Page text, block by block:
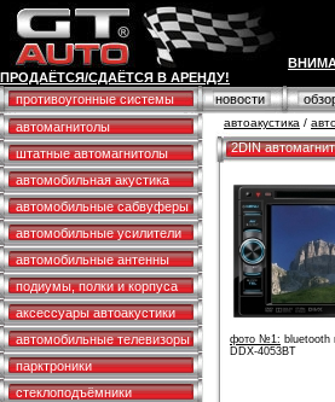
ПРОДАЁТСЯ/СДАЁТСЯ В АРЕНДУ!
противоугонные системы
новости
автомагнитолы
штатные автомагнитолы
автомобильная акустика
автомобильные сабвуферы
автомобильные усилители
автомобильные антенны
подиумы, полки и корпуса
аксессуары автоакустики
автомобильные телевизоры
парктроники
стеклоподъёмники
автоакустика /
2DIN
фото №1: bluetooth
DDX-4053BT